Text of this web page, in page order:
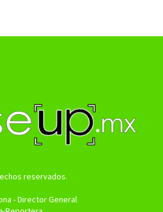
reservados.
- Director General